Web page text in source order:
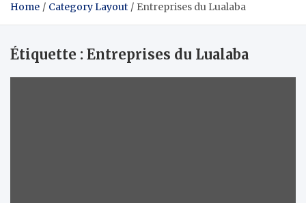
Home Category Layout Entreprises du Lualaba
Étiquette : Entreprises du Lualaba